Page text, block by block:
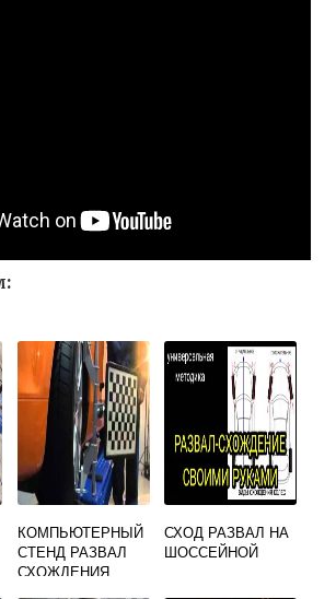
КОМПЬЮТЕРНЫЙ
СТЕНД РАЗВАЛ
СХОЖДЕНИЯ
СХОД РАЗВАЛ НА
ШОССЕЙНОЙ